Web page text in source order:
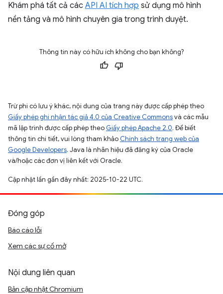
Khám phá tất cả các API AI tích hợp sử dụng mô hình
nền tảng và mô hình chuyên gia trong trình duyệt.
Thông tin này có hữu ích không cho bạn không?
Trừ phi có lưu ý khác, nội dung của trang này được cấp phép theo
Giấy phép ghi nhận tác giả 4.0 của Creative Commonsvà các mẫu
mã lập trình được cấp phép theo Giấy phép Apache 2.0. Để biết
thông tin chi tiết, vui lòng tham khảo Chính sách trang web của
Google Developers. Java là nhãn hiệu đã đăng ký của Oracle
và/hoặc các đơn vị liên kết với Oracle.
Cập nhật lần gần đây nhất: 2025-10-22 UTC.
Đóng góp
Báo cáo lỗi
Xem các sự cố mở
Nội dung liên quan
Bản cập nhật Chromium